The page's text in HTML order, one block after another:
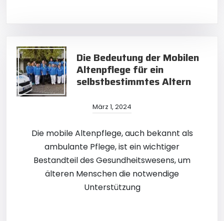
Die Bedeutung der Mobilen
Altenpflege für ein
selbstbestimmtes Altern
März 1, 2024
Die mobile Altenpflege, auch bekannt als
ambulante Pflege, ist ein wichtiger
Bestandteil des Gesundheitswesens, um
älteren Menschen die notwendige
Unterstützung